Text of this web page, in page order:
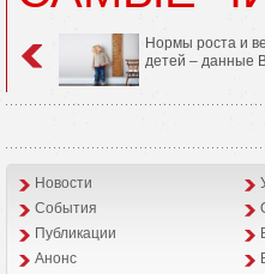
Нормы роста и
детей – данные
Новости
События
Публикации
Анонс